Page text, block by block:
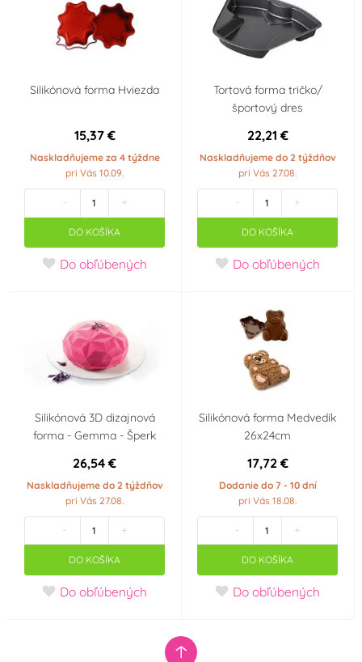
Silikónová forma Hviezda
15,37 €
Naskladňujeme za 4 týždne
pri Vás 10.09.
- +
DO KOŠÍKA
Do obľúbených
Tortová forma tričko/
športový dres
22,21 €
Naskladňujeme do 2 týždňov
pri Vás 27.08.
- +
DO KOŠÍKA
Do obľúbených
Silikónová 3D dizajnová
forma - Gemma - Šperk
26,54 €
Naskladňujeme do 2 týždňov
pri Vás 27.08.
- +
DO KOŠÍKA
Do obľúbených
Silikónová forma Medvedík
26x24cm
17,72 €
Dodanie do 7 - 10 dní
pri Vás 18.08.
- +
DO KOŠÍKA
Do obľúbených